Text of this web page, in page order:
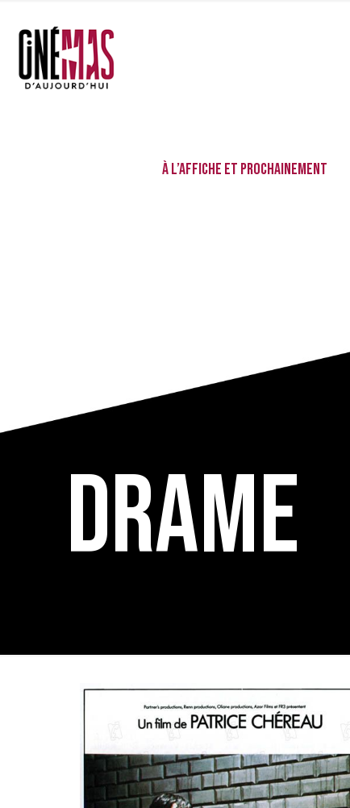
À l’affiche et prochainement
Drame